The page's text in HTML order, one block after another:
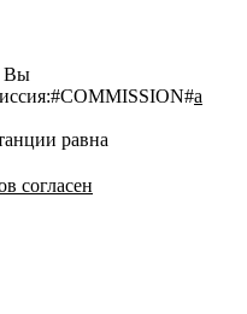
Вы
#COMMISSION#a
равна
согласен